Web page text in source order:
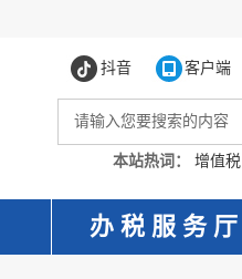
抖音 客户端
本站热词： 增值税
办 税 服 务 厅